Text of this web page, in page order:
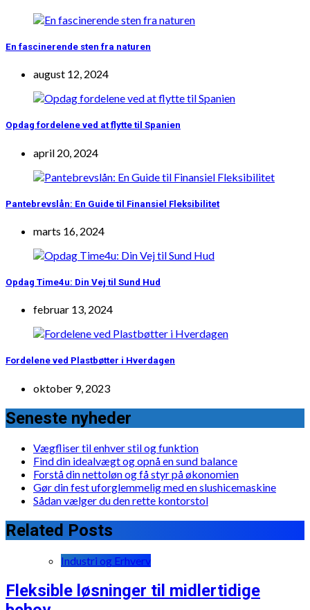
En fascinerende sten fra naturen
august 12, 2024
Opdag fordelene ved at flytte til Spanien
april 20, 2024
Pantebrevslån: En Guide til Finansiel Fleksibilitet
marts 16, 2024
Opdag Time4u: Din Vej til Sund Hud
februar 13, 2024
Fordelene ved Plastbøtter i Hverdagen
oktober 9, 2023
Seneste nyheder
Vægfliser til enhver stil og funktion
Find din idealvægt og opnå en sund balance
Forstå din nettoløn og få styr på økonomien
Gør din fest uforglemmelig med en slushicemaskine
Sådan vælger du den rette kontorstol
Related Posts
Industri og Erhverv
Fleksible løsninger til midlertidige